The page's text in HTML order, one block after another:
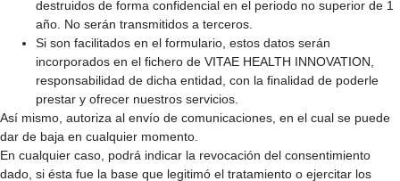
destruidos de forma confidencial en el periodo no superior de 1
año. No serán transmitidos a terceros.
Si son facilitados en el formulario, estos datos serán
incorporados en el fichero de VITAE HEALTH INNOVATION,
responsabilidad de dicha entidad, con la finalidad de poderle
prestar y ofrecer nuestros servicios.
Así mismo, autoriza al envío de comunicaciones, en el cual se puede
dar de baja en cualquier momento.
En cualquier caso, podrá indicar la revocación del consentimiento
dado, si ésta fue la base que legitimó el tratamiento o ejercitar los